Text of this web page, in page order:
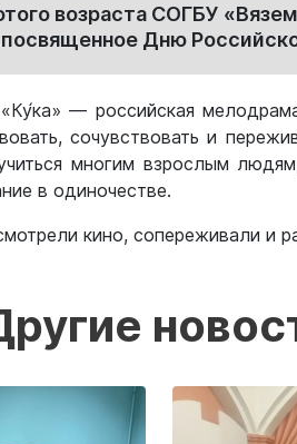
возраста СОГБУ
Дню
— российская
сочувствовать и
многим взрослым
в одиночестве.
кино, сопереживали и